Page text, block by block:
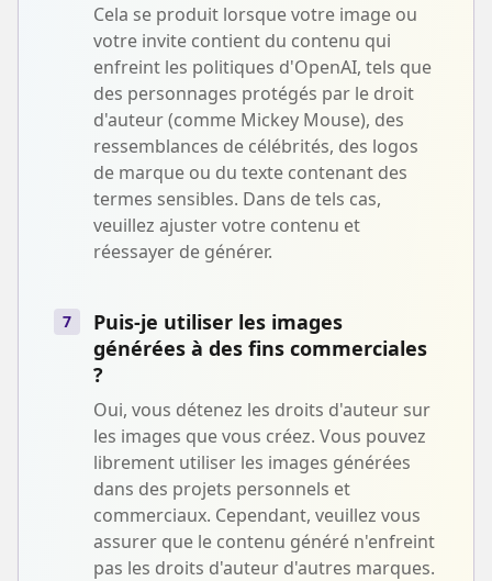
Cela se produit lorsque votre image ou
votre invite contient du contenu qui
enfreint les politiques d'OpenAI, tels que
des personnages protégés par le droit
d'auteur (comme Mickey Mouse), des
ressemblances de célébrités, des logos
de marque ou du texte contenant des
termes sensibles. Dans de tels cas,
veuillez ajuster votre contenu et
réessayer de générer.
7
Puis-je utiliser les images
générées à des fins commerciales
?
Oui, vous détenez les droits d'auteur sur
les images que vous créez. Vous pouvez
librement utiliser les images générées
dans des projets personnels et
commerciaux. Cependant, veuillez vous
assurer que le contenu généré n'enfreint
pas les droits d'auteur d'autres marques.